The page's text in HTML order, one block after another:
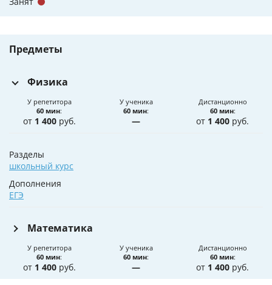
Предметы
Физика
У репетитора
60 мин:
от 1 400руб.
У ученика
60 мин:
—
Дистанционно
60 мин:
от 1 400 руб.
Разделы
школьный курс
Дополнения
ЕГЭ
Математика
У репетитора
60 мин:
от 1 400руб.
У ученика
60 мин:
—
Дистанционно
60 мин:
от 1 400 руб.